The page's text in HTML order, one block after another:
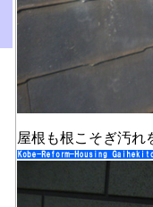
屋根も根こそぎ汚れ